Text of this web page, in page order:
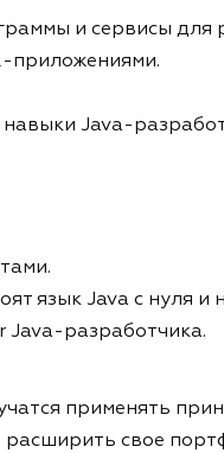
и сервисы
приложениями.
навыки Java-
язык Java с нуля
Java-разработчика.
применять
свое